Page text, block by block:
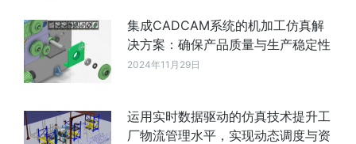
集成CADCAM系统的机加工仿真解
决方案：确保产品质量与生产稳定性
2024年11月29日
运用实时数据驱动的仿真技术提升工
厂物流管理水平，实现动态调度与资